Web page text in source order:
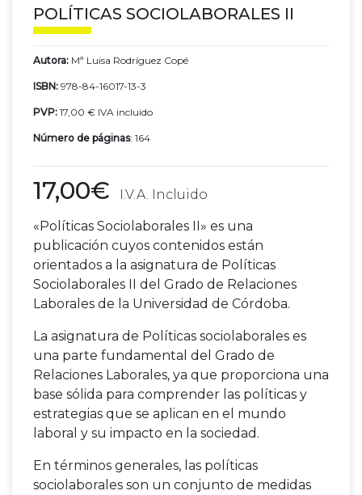
POLÍTICAS SOCIOLABORALES II
Autora: Mª Luisa Rodríguez Copé
ISBN: 978-84-16017-13-3
PVP: 17,00 € IVA incluido
Número de páginas: 164
17,00€
«Políticas Sociolaborales II» es una
publicación cuyos contenidos están
orientados a la asignatura de Políticas
Sociolaborales II del Grado de Relaciones
Laborales de la Universidad de Córdoba.
La asignatura de Políticas sociolaborales es
una parte fundamental del Grado de
Relaciones Laborales, ya que proporciona una
base sólida para comprender las políticas y
estrategias que se aplican en el mundo
laboral y su impacto en la sociedad.
En términos generales, las políticas
sociolaborales son un conjunto de medidas